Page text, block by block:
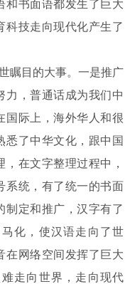
和书面语都发生了巨大
科技走向现代化产生了
瞩目的大事。一是推广
力，普通话成为我们中
国际上，海外华人和很
悉了中华文化，跟中国
在文字整理过程中，
系统，有了统一的书面
制定和推广，汉字有了
化，使汉语走向了世
在网络空间发挥了巨大
走向世界，走向现代